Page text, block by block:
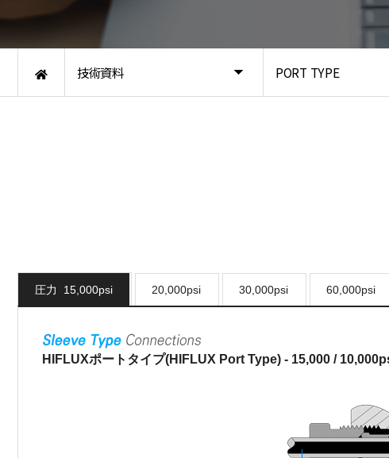
訪ねてこられる道
Pressure/Tempe/Flow
技術資料 PORT TYPE